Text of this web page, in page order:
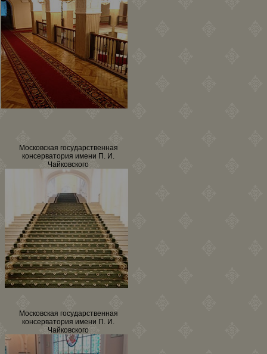
Московская государственная
консерватория имени П. И.
Чайковского
Московская государственная
консерватория имени П. И.
Чайковского